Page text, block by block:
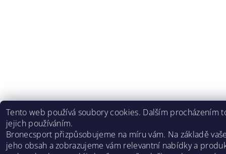
Tento web používá soubory cookies. Dalším procházením
jejich používáním.
Bronecsport přizpůsobujeme na míru vám. Na základě
jeho obsah a zobrazujeme vám relevantní nabídky a